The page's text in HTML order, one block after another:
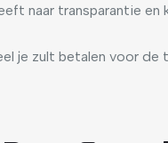
naar transparantie
je zult betalen voor de